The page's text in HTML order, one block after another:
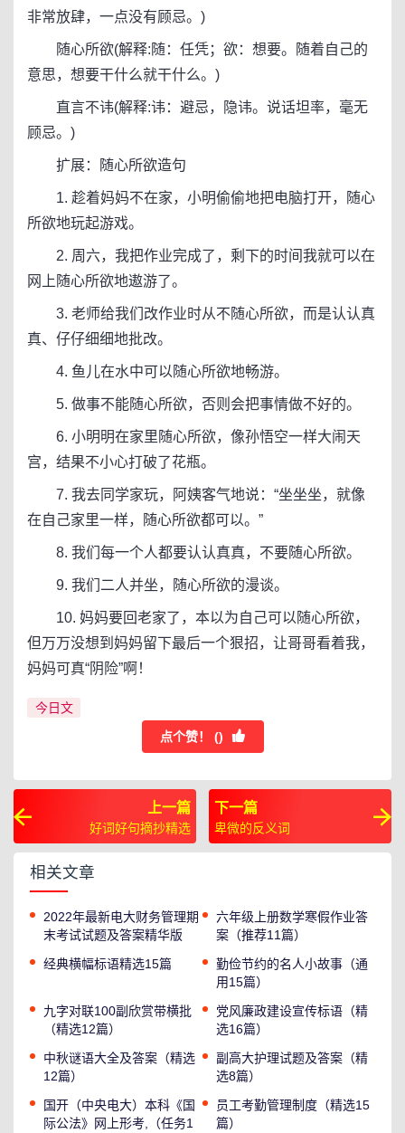
非常放肆，一点没有顾忌。)
随心所欲(解释:随：任凭；欲：想要。随着自己的
意思，想要干什么就干什么。)
直言不讳(解释:讳：避忌，隐讳。说话坦率，毫无
顾忌。)
扩展：随心所欲造句
1. 趁着妈妈不在家，小明偷偷地把电脑打开，随心
所欲地玩起游戏。
2. 周六，我把作业完成了，剩下的时间我就可以在
网上随心所欲地遨游了。
3. 老师给我们改作业时从不随心所欲，而是认认真
真、仔仔细细地批改。
4. 鱼儿在水中可以随心所欲地畅游。
5. 做事不能随心所欲，否则会把事情做不好的。
6. 小明明在家里随心所欲，像孙悟空一样大闹天
宫，结果不小心打破了花瓶。
7. 我去同学家玩，阿姨客气地说：“坐坐坐，就像
在自己家里一样，随心所欲都可以。”
8. 我们每一个人都要认认真真，不要随心所欲。
9. 我们二人并坐，随心所欲的漫谈。
10. 妈妈要回老家了，本以为自己可以随心所欲，
但万万没想到妈妈留下最后一个狠招，让哥哥看着我，
妈妈可真“阴险”啊！
今日文
点个赞！ ()
上一篇
好词好句摘抄精选
下一篇
卑微的反义词
相关文章
2022年最新电大财务管理期
末考试试题及答案精华版
六年级上册数学寒假作业答
案（推荐11篇）
经典横幅标语精选15篇
勤俭节约的名人小故事（通
用15篇）
九字对联100副欣赏带横批
（精选12篇）
党风廉政建设宣传标语（精
选16篇）
中秋谜语大全及答案（精选
12篇）
副高大护理试题及答案（精
选8篇）
国开（中央电大）本科《国
际公法》网上形考,（任务1
员工考勤管理制度（精选15
篇）